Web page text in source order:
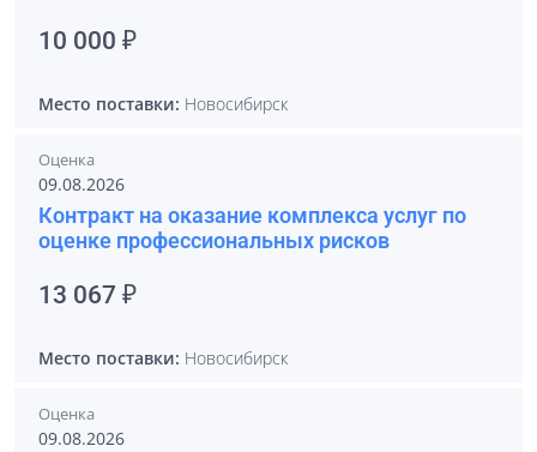
10 000 ₽
Место поставки: Новосибирск
Оценка
09.08.2026
Контракт на оказание комплекса услуг по
оценке профессиональных рисков
13 067 ₽
Место поставки: Новосибирск
Оценка
09.08.2026